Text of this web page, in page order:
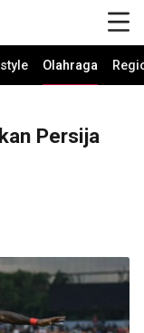
Olahraga
Persija